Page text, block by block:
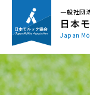
一般社団
日本
Japan